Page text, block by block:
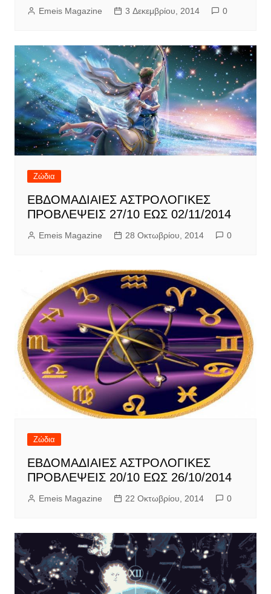
Emeis Magazine 3 Δεκεμβρίου, 2014 0
Ζώδια
ΕΒΔΟΜΑΔΙΑΙΕΣ ΑΣΤΡΟΛΟΓΙΚΕΣ
ΠΡΟΒΛΕΨΕΙΣ 27/10 ΕΩΣ 02/11/2014
Emeis Magazine 28 Οκτωβρίου, 2014 0
Ζώδια
ΕΒΔΟΜΑΔΙΑΙΕΣ ΑΣΤΡΟΛΟΓΙΚΕΣ
ΠΡΟΒΛΕΨΕΙΣ 20/10 ΕΩΣ 26/10/2014
Emeis Magazine 22 Οκτωβρίου, 2014 0